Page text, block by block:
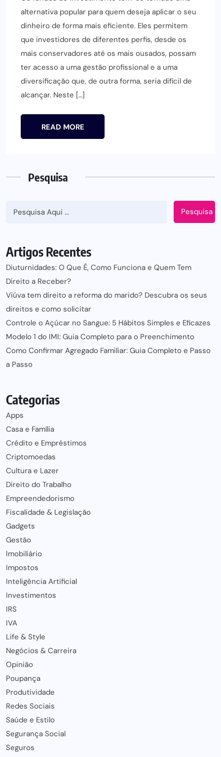
alternativa popular para quem deseja aplicar o seu
dinheiro de forma mais eficiente. Eles permitem
que investidores de diferentes perfis, desde os
mais conservadores até os mais ousados, possam
ter acesso a uma gestão profissional e a uma
diversificação que, de outra forma, seria difícil de
alcançar. Neste […]
READ MORE
Pesquisa
Pesquisa
Artigos Recentes
Diuturnidades: O Que É, Como Funciona e Quem Tem
Direito a Receber?
Viúva tem direito a reforma do marido? Descubra os seus
direitos e como solicitar
Controle o Açúcar no Sangue: 5 Hábitos Simples e Eficazes
Modelo 1 do IMI: Guia Completo para o Preenchimento
Como Confirmar Agregado Familiar: Guia Completo e Passo
a Passo
Categorias
Apps
Casa e Família
Crédito e Empréstimos
Criptomoedas
Cultura e Lazer
Direito do Trabalho
Empreendedorismo
Fiscalidade & Legislação
Gadgets
Gestão
Imobiliário
Impostos
Inteligência Artificial
Investimentos
IRS
IVA
Life & Style
Negócios & Carreira
Opinião
Poupança
Produtividade
Redes Sociais
Saúde e Estilo
Segurança Social
Seguros